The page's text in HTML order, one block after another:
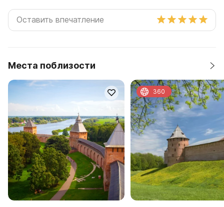
Места поблизости
360